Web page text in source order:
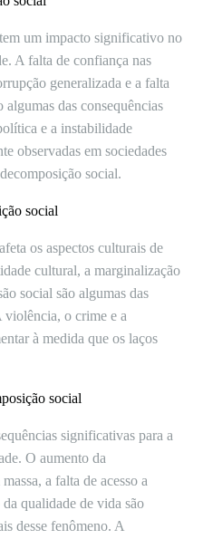
um impacto significativo no
A falta de confiança nas
generalizada e a falta
das consequências
e a instabilidade
observadas em sociedades
social.
social
os aspectos culturais de
cultural, a marginalização
social são algumas das
violência, o crime e a
à medida que os laços
social
significativas para a
O aumento da
a falta de acesso a
qualidade de vida são
desse fenômeno. A